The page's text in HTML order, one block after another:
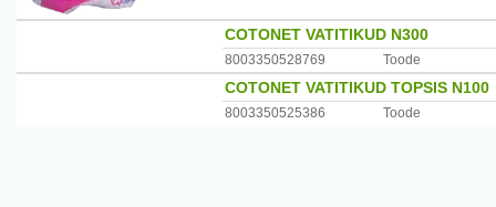
COTONET VATITIKUD N300
8003350528769 Toode
COTONET VATITIKUD TOPSIS N100
8003350525386 Toode